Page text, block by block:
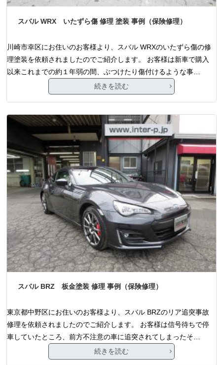
スバル WRX いたずら傷 修理 塗装 事例（保険修理）
川崎市幸区にお住いのお客様より、スバル WRXのいたずら傷の修
理塗装を依頼されましたのでご紹介します。 お客様は新車で購入
以来これまでの約１年弱の間、ぶつけたり傷付けるような事…
続きを読む
スバル BRZ 板金塗装 修理 事例（保険修理）
東京都中野区にお住いのお客様より、スバル BRZのリア追突事故
修理を依頼されましたのでご紹介します。 お客様は信号待ちで停
車していたところ、前方不注意の車に追突されてしまったそ…
続きを読む